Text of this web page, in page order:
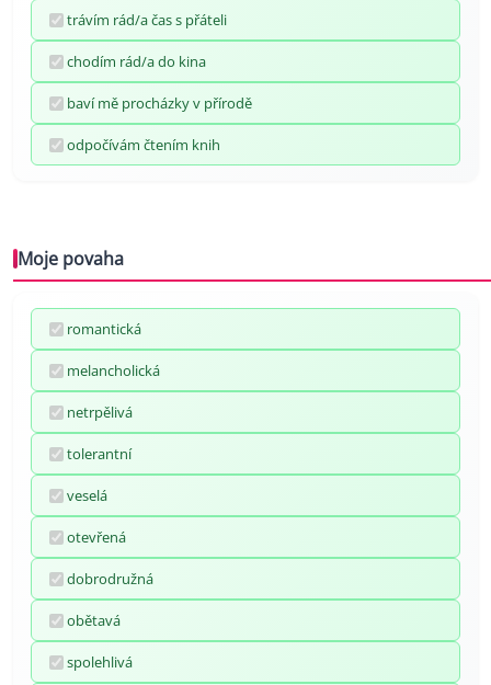
trávím rád/a čas s přáteli
chodím rád/a do kina
baví mě procházky v přírodě
odpočívám čtením knih
Moje povaha
romantická
melancholická
netrpělivá
tolerantní
veselá
otevřená
dobrodružná
obětavá
spolehlivá